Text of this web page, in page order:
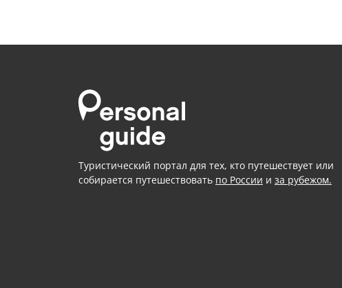
Туристический портал для тех, кто путешествует или
собирается путешествовать по России и за рубежом.